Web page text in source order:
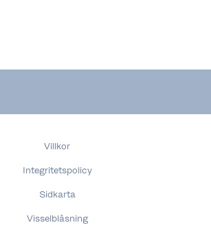
Villkor
Integritetspolicy
Sidkarta
Visselblåsning